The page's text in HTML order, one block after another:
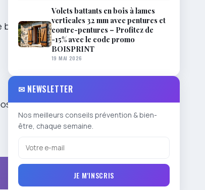
bon
les
Volets battants en bois à lames
verticales 32 mm avec pentures et
contre-pentures – Profitez de
-15% avec le code promo
BOISPRINT
19 MAI 2026
✉ NEWSLETTER
Nos meilleurs conseils prévention & bien-
être, chaque semaine.
JE M'INSCRIS